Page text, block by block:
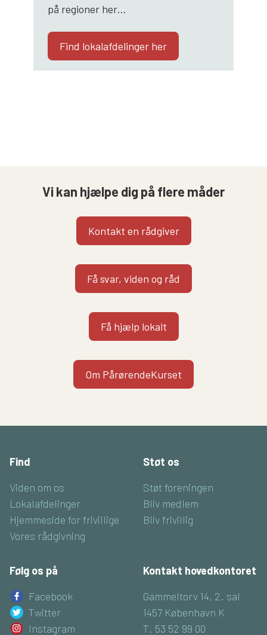
på regioner her…
Find lokalafdelinger her
Vi kan hjælpe dig på flere måder
Kontakt en rådgiver
Få svar, viden og råd
Få hjælp lokalt
Om PårørendeKurset
Find
Viden om os
Lokalafdelinger
Hjemmeside for frivillige
Vores rådgivning
Støt os
Støt foreningen
Bliv medlem
Bliv frivillig
Følg os på
Facebook
Twitter
Instagram
Kontakt hovedkontoret
Gammeltorv 14, 2. sal
1457 København K
T. 53 52 99 00